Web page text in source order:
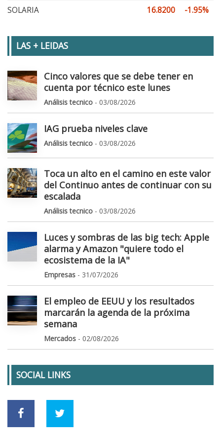
SOLARIA
16.8200 -1.95%
LAS + LEIDAS
Cinco valores que se debe tener en
cuenta por técnico este lunes
Análisis tecnico - 03/08/2026
IAG prueba niveles clave
Análisis tecnico - 03/08/2026
Toca un alto en el camino en este valor
del Continuo antes de continuar con su
escalada
Análisis tecnico - 03/08/2026
Luces y sombras de las big tech: Apple
alarma y Amazon "quiere todo el
ecosistema de la IA"
Empresas - 31/07/2026
El empleo de EEUU y los resultados
marcarán la agenda de la próxima
semana
Mercados - 02/08/2026
SOCIAL LINKS